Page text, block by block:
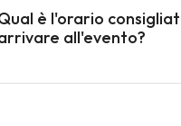
è l'orario
all'evento?